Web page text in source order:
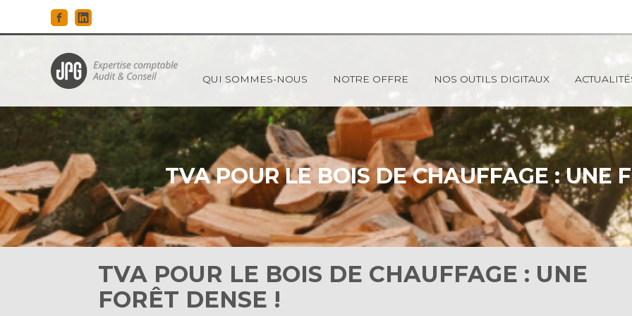
au
contenu
Principal
QUI SOMMES-NOUS NOTRE OFFRE NOS OUTILS DIGITAUX
TVA POUR LE BOIS DE CHAUFFAGE : UNE
TVA POUR LE BOIS DE CHAUFFAGE : UNE
FORÊT DENSE !